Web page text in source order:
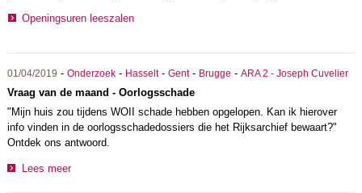
Openingsuren leeszalen
01/04/2019 - Onderzoek- Hasselt- Gent- Brugge - ARA 2 - Joseph Cuvelier
Vraag van de maand - Oorlogsschade
"Mijn huis zou tijdens WOII schade hebben opgelopen. Kan ik hierover
info vinden in de oorlogsschadedossiers die het Rijksarchief bewaart?"
Ontdek ons antwoord.
Lees meer